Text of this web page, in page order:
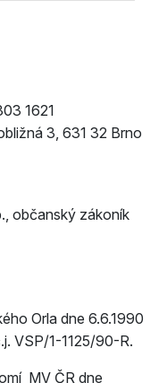
1621
3, 631 32 Brno
občanský zákoník
Orla dne 6.6.1990
VSP/1-1125/90-R.
MV ČR dne